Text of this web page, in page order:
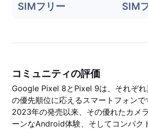
SIMフリー SIM
コミュニティの評価
Google Pixel 8とPixel 9は、それぞれ
の優先順位に応えるスマートフォンで
2023年の発売以来、その優れたカメ
ーンなAndroid体験、そしてコンパク